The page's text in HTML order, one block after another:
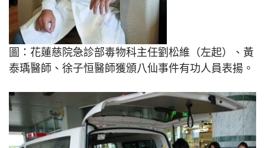
圖：花蓮慈院急診部毒物科主任劉松維（左起）、黃
泰瑀醫師、徐子恒醫師獲頒八仙事件有功人員表揚。